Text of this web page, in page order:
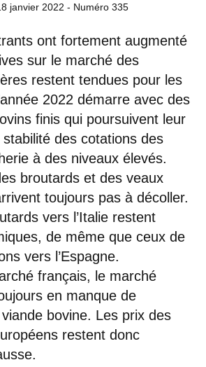
janvier 2022 - Numéro 335
ont fortement augmenté
sur le marché des
restent tendues pour les
2022 démarre avec des
finis qui poursuivent leur
des cotations des
à des niveaux élevés.
broutards et des veaux
toujours pas à décoller.
vers l’Italie restent
de même que ceux de
vers l’Espagne.
français, le marché
en manque de
bovine. Les prix des
restent donc